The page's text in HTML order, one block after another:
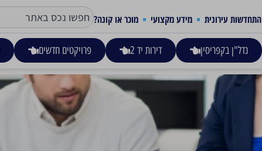
התחדשות עירונית מידע מקצועי מוכר או קונה?
נדל"ן בקפריסין דירות יד 2 פרויקטים חדשים